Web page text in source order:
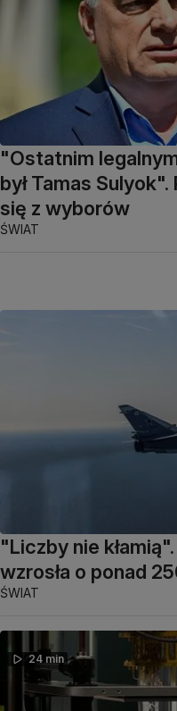
"Ostatnim
był Tamas
się z wyborów
ŚWIAT
"Liczby nie
wzrosła o ponad
ŚWIAT
24 min